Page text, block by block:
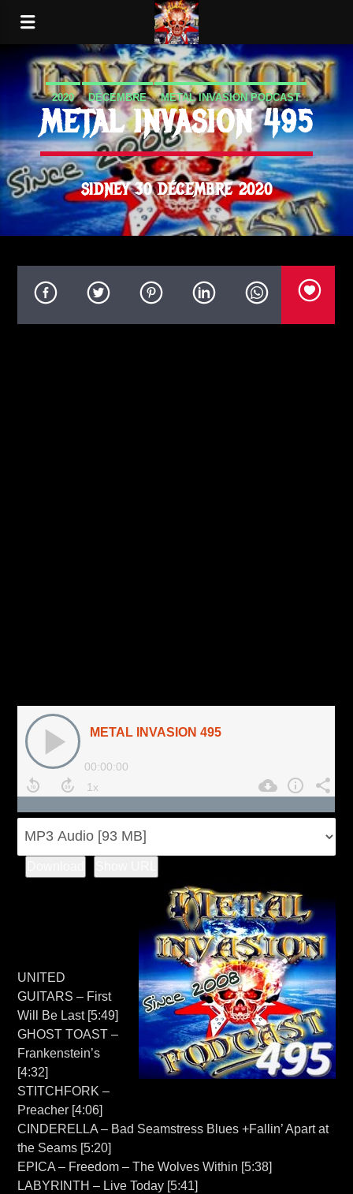
2020 DÉCEMBRE METAL INVASION PODCAST
METAL INVASION 495
SIDNEY 30 DÉCEMBRE 2020
UNITED
GUITARS – First
Will Be Last [5:49]
GHOST TOAST –
Frankenstein’s
[4:32]
STITCHFORK –
Preacher [4:06]
CINDERELLA – Bad Seamstress Blues +Fallin’ Apart at
the Seams [5:20]
EPICA – Freedom – The Wolves Within [5:38]
LABYRINTH – Live Today [5:41]